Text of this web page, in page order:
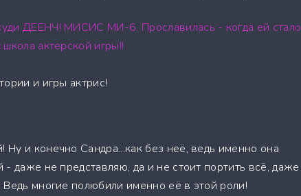
ДЕЕНЧ! МИСИС МИ-6. Прославилась - когда ей стало
актерской игры!!
и игры актрис!
и конечно Сандра...как без неё, ведь именно она
- даже не представляю, да и не стоит портить всё, даже
многие полюбили именно её в этой роли!